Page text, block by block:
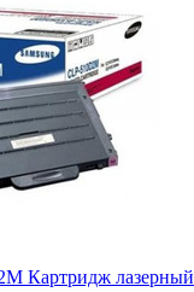
Картридж лазерный